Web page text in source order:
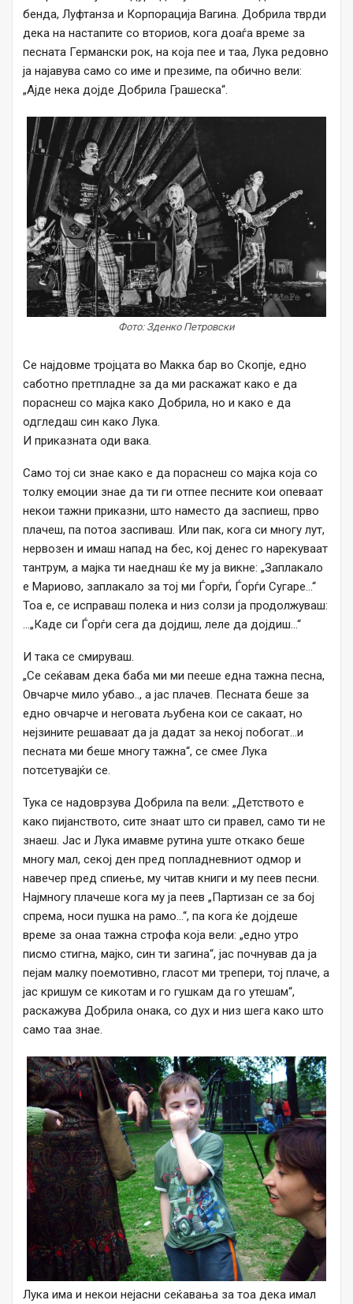
бенда, Луфтанза и Корпорација Вагина. Добрила тврди
дека на настапите со вториов, кога доаѓа време за
песната Германски рок, на којa пее и таа, Лука редовно
ја најавува само со име и презиме, па обично вели:
„Ајде нека дојде Добрила Грашеска“.
Фото: Зденко Петровски
Се најдовме тројцата во Макка бар во Скопје, едно
саботно претпладне за да ми раскажат како е да
пораснеш со мајка како Добрила, но и како е да
одгледаш син како Лука.
И приказната оди вака.
Само тој си знае како е да пораснеш со мајка која со
толку емоции знае да ти ги отпее песните кои опеваат
некои тажни приказни, што наместо да заспиеш, прво
плачеш, па потоа заспиваш. Или пак, кога си многу лут,
нервозен и имаш напад на бес, кој денес го нарекуваат
тантрум, а мајка ти наеднаш ќе му ја викне: „Заплакало
е Мариово, заплакало за тој ми Ѓорѓи, Ѓорѓи Сугаре…“
Тоа е, се исправаш полека и низ солзи ја продолжуваш:
…„Каде си Ѓорѓи сега да дојдиш, леле да дојдиш…“
И така се смируваш.
„Се сеќавам дека баба ми ми пееше една тажна песна,
Овчарче мило убаво.., а јас плачев. Песната беше за
едно овчарче и неговата љубена кои се сакаат, но
нејзините решаваат да ја дадат за некој побогат…и
песната ми беше многу тажна“, се смее Лука
потсетувајќи се.
Тука се надоврзува Добрила па вели: „Детството е
како пијанството, сите знаат што си правел, само ти не
знаеш. Јас и Лука имавме рутина уште откако беше
многу мал, секој ден пред попладневниот одмор и
навечер пред спиење, му читав книги и му пеев песни.
Најмногу плачеше кога му ја пеев „Партизан се за бој
спрема, носи пушка на рамо…“, па кога ќе дојдеше
време за онаа тажна строфа која вели: „едно утро
писмо стигна, мајко, син ти загина“, јас почнував да ја
пејам малку поемотивно, гласот ми трепери, тој плаче, а
јас кришум се кикотам и го гушкам да го утешам“,
раскажува Добрила онака, со дух и низ шега како што
само таа знае.
Лука има и некои нејасни сеќавања за тоа дека имал